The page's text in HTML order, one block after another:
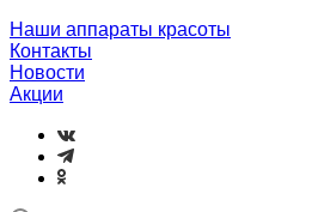
Наши аппараты красоты
Контакты
Новости
Акции